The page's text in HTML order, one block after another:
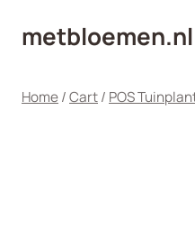
naarmetbloemen.nl
Home/Cart/ POS